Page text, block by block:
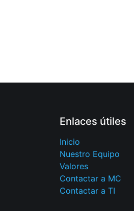
Enlaces útiles
Inicio
Nuestro Equipo
Valores
Contactar a MC
Contactar a TI